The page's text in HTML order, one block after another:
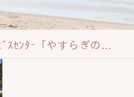
ﾝﾀｰ「やすらぎの丘桜の家」